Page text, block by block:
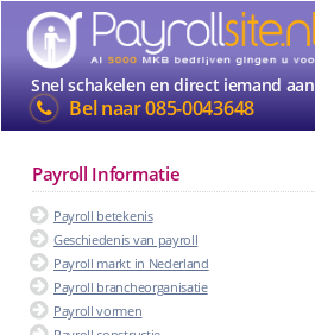
Snel schakelen en direct iemand
Bel naar085-0043648
Payroll Informatie
Payroll betekenis
Geschiedenis van payroll
Payroll markt in Nederland
Payroll brancheorganisatie
Payroll vormen